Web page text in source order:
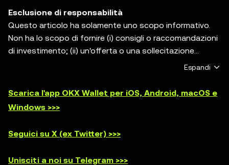
Esclusione di responsabilità
Questo articolo ha solamente uno scopo informativo.
Non ha lo scopo di fornire (i) consigli o raccomandazioni
di investimento; (ii) un'offerta o una sollecitazione
all'acquisto, la vendita o il possesso di asset digitali; o
fiscale. Gli asset digitali, comprese le stablecoin e gli
comportano un alto grado di rischio, possono perdere
consultare il tuo consulente legale/fiscale/di
Espandi
Scarica l'app OKX Wallet per iOS, Android, macOS e
Windows >>>
Seguici su X (ex Twitter) >>>
Unisciti a noi su Telegram >>>